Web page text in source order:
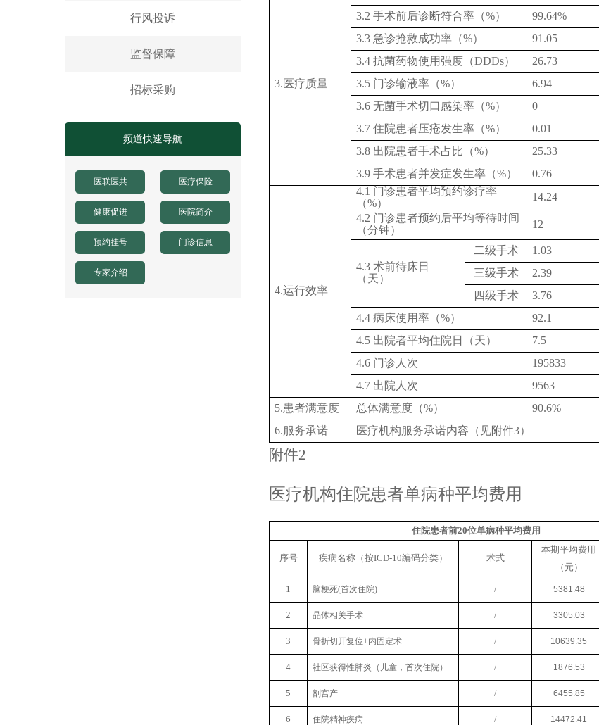
行风投诉
监督保障
招标采购
频道快速导航
医联医共 医疗保险
健康促进 医院简介
预约挂号 门诊信息
专家介绍
3.医疗质量
3.2 手术前后诊断符合率（%）
99.64%
3.3 急诊抢救成功率（%）
91.05
3.4 抗菌药物使用强度（DDDs）
26.73
3.5 门诊输液率（%）
6.94
3.6 无菌手术切口感染率（%）
0
3.7 住院患者压疮发生率（%）
0.01
3.8 出院患者手术占比（%）
25.33
3.9 手术患者并发症发生率（%）
0.76
4.运行效率
4.1 门诊患者平均预约诊疗率
（%）
14.24
4.2 门诊患者预约后平均等待时间
（分钟）
12
4.3 术前待床日
（天）
二级手术 1.03
三级手术
2.39
四级手术
3.76
4.4 病床使用率（%）
92.1
4.5 出院者平均住院日（天）
7.5
4.6 门诊人次
195833
4.7 出院人次
9563
5.患者满意度
总体满意度（%） 90.6%
6.服务承诺
医疗机构服务承诺内容（见附件3）
附件2
医疗机构住院患者单病种平均费用
住院患者前20位单病种平均费用
序号 疾病名称（按ICD-10编码分类） 术式
本期平均费用
（元）
1 脑梗死(首次住院) / 5381.48
2 晶体相关手术 / 3305.03
3 骨折切开复位+内固定术 / 10639.35
4 社区获得性肺炎（儿童，首次住院） / 1876.53
5 剖宫产 / 6455.85
6 住院精神疾病 / 14472.41